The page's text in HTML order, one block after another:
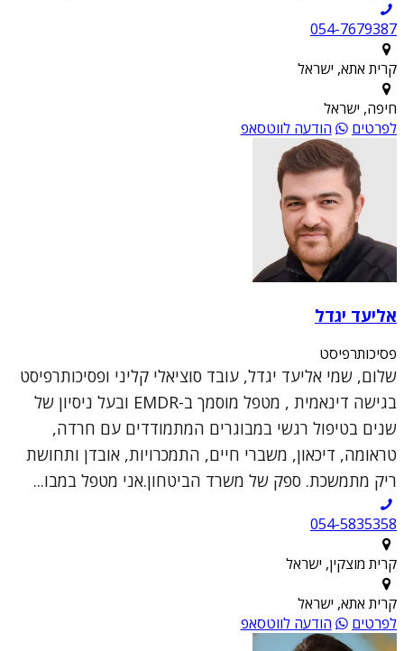
054-7679387
קרית אתא, ישראל
חיפה, ישראל
לפרטים
הודעה לווטסאפ
אליעד יגדל
פסיכותרפיסט
שלום, שמי אליעד יגדל, עובד סוציאלי קליני ופסיכותרפיסט
בגישה דינאמית , מטפל מוסמך ב-EMDR ובעל ניסיון של
שנים בטיפול רגשי במבוגרים המתמודדים עם חרדה,
טראומה, דיכאון, משברי חיים, התמכרויות, אובדן ותחושת
ריק מתמשכת. ספק של משרד הביטחון.אני מטפל במבו...
054-5835358
קרית מוצקין, ישראל
קרית אתא, ישראל
לפרטים
הודעה לווטסאפ